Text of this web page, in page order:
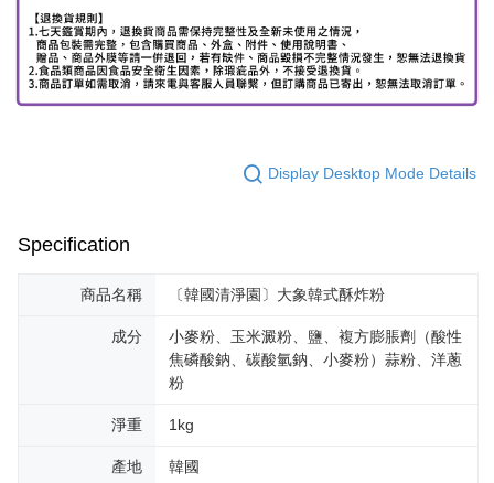
Display Desktop Mode Details
Specification
商品名稱 〔韓國清淨園〕大象韓式酥炸粉
成分
小麥粉、玉米澱粉、鹽、複方膨脹劑（酸性
焦磷酸鈉、碳酸氫鈉、小麥粉）蒜粉、洋蔥
粉
淨重 1kg
產地 韓國